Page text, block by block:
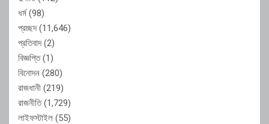
ধর্ম(98)
প্রচ্ছদ(11,646)
প্রতিবাদ(2)
বিজ্ঞপ্তি(1)
বিনোদন (280)
রাজধানী (219)
রাজনীতি(1,729)
লাইফস্টাইল (55)